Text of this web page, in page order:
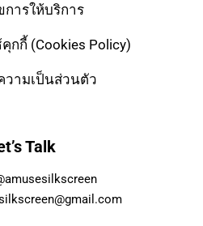
การให้บริการ
กกี้ (Cookies Policy)
วามเป็นส่วนตัว
Talk